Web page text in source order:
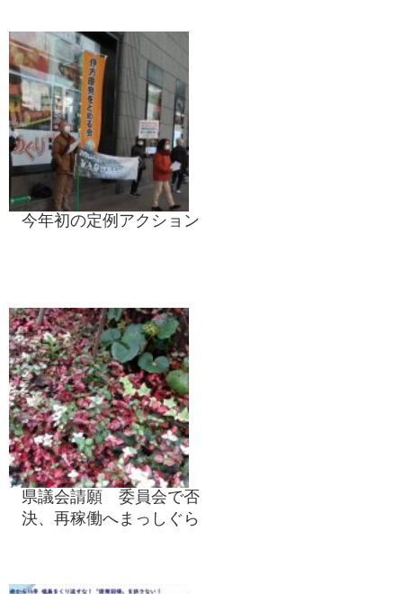
今年初の定例アクション
県議会請願 委員会で否
決、再稼働へまっしぐら